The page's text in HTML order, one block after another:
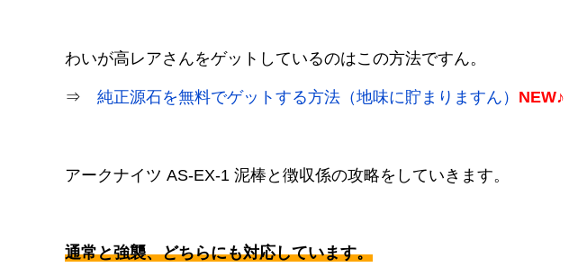
わいが高レアさんをゲットしているのはこの方法ですん。
⇒ 純正源石を無料でゲットする方法（地味に貯まりますん） NEW♪
アークナイツ AS-EX-1 泥棒と徴収係の攻略をしていきます。
通常と強襲、どちらにも対応しています。